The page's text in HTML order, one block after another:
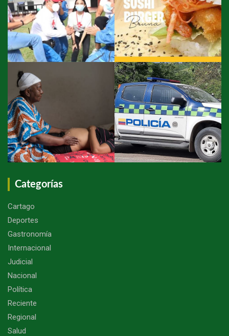
Categorías
Cartago
Deportes
Gastronomía
Internacional
Judicial
Nacional
Política
Reciente
Regional
Salud